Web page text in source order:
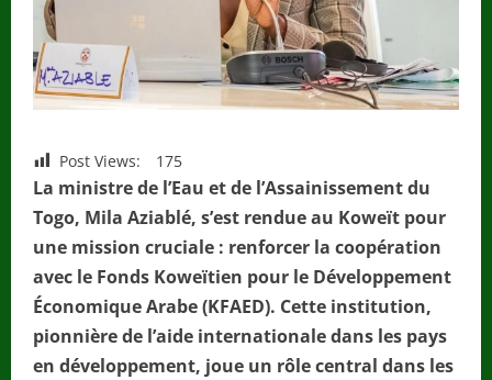
Post Views: 175
La ministre de l’Eau et de l’Assainissement du
Togo, Mila Aziablé, s’est rendue au Koweït pour
une mission cruciale : renforcer la coopération
avec le Fonds Koweïtien pour le Développement
Économique Arabe (KFAED). Cette institution,
pionnière de l’aide internationale dans les pays
en développement, joue un rôle central dans les